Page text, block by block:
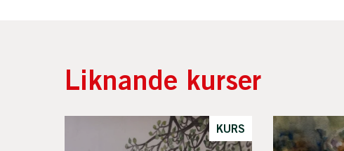
Liknande kurser
KURS